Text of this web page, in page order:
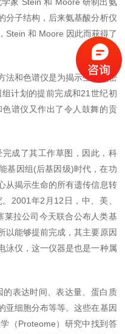
分子结构，后来氨基酸分析仪
Stein 和 Moore 因此而获得了
法和色谱仪是为揭示生命奥密
计划的提前完成和21世纪初
谱仪又作出了令人鼓舞的贡
成了其工作草图，因此，科
基因组(后基因级)时代，在功
从揭示生命的所有遗传信息转
2001年2月12日，中、美、
莱拉公司今天联合公布人类基
以能够提前完成，其主要原因
泳仪，这一仪器是也是一种属
的表达时间、表达量、蛋白质
亚细胞分布等等。这些在基因
（Proteome）研究中找到答